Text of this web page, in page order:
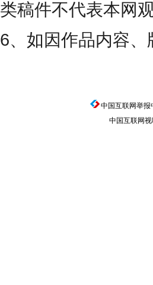
类稿件不代表本网观
6、如因作品内容
中国互联网举报
中国互联网